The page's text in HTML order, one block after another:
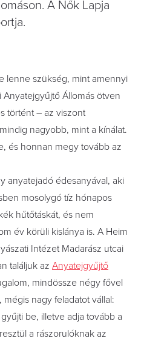
A Nők Lapja
lenne szükség, mint amennyi
Állomás ötven
történt – az viszont
nagyobb, mint a kínálat.
és honnan megy tovább az
anyatejadó édesanyával, aki
mosolygó tíz hónapos
hűtőtáskát, és nem
év körüli kislánya is. A Heim
Intézet Madarász utcai
találjuk az Anyatejgyűjtő
mindössze négy fővel
nagy feladatot vállal:
be, illetve adja tovább a
a rászorulóknak az